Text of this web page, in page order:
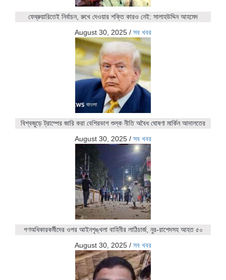
ফেব্রুয়ারিতেই নির্বাচন, রুখে দেওয়ার শক্তি কারও নেই: সালাহউদ্দিন আহমেদ
August 30, 2025 / সব খবর
বিশ্বজুড়ে ট্রাম্পের জারি করা বেশিরভাগ শুল্ক নীতি অবৈধ ঘোষণা মার্কিন আদালতের
August 30, 2025 / সব খবর
গণঅধিকারকর্মীদের ওপর আইনশৃঙ্খলা বাহিনীর লাঠিচার্জ, নুর-রাশেদসহ আহত ৫০
August 30, 2025 / সব খবর